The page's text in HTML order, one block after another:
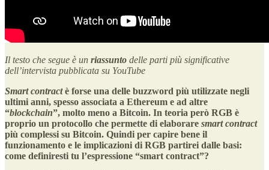
Il testo che segue è un riassunto delle parti più significative
dell’intervista pubblicata su YouTube
Smart contractè forse una delle buzzword più utilizzate negli
ultimi anni, spesso associata a Ethereum e ad altre
“blockchain”, molto meno a Bitcoin. In teoria però RGB è
proprio un protocollo che permette di elaborare smart contract
più complessi su Bitcoin. Quindi per capire bene il
funzionamento e le implicazioni di RGB partirei dalle basi:
come definiresti tu l’espressione “smart contract”?